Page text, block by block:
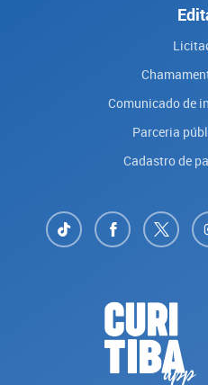
Comunicado de
Parceria
Cadastro de